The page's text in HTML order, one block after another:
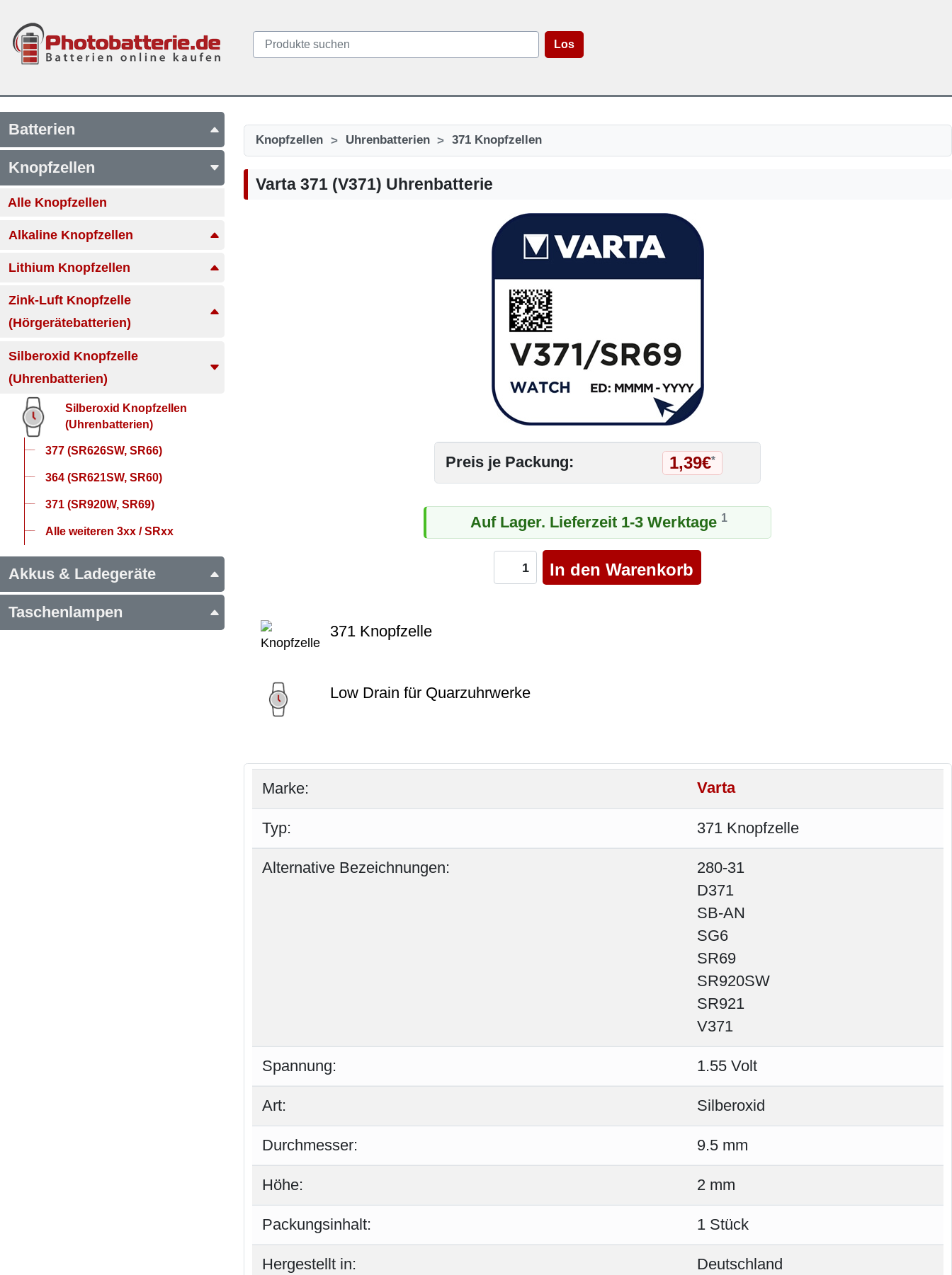
Los
Batterien
Knopfzellen
Alle Knopfzellen
Alkaline Knopfzellen
Lithium Knopfzellen
Zink-Luft Knopfzelle
(Hörgerätebatterien)
Silberoxid Knopfzelle
(Uhrenbatterien)
Silberoxid Knopfzellen
(Uhrenbatterien)
377 (SR626SW, SR66)
364 (SR621SW, SR60)
371 (SR920W, SR69)
Alle weiteren 3xx / SRxx
Akkus & Ladegeräte
Taschenlampen
Knopfzellen > Uhrenbatterien > 371 Knopfzellen
Varta 371 (V371) Uhrenbatterie
Preis je Packung: 1,39€*
Auf Lager. Lieferzeit 1-3 Werktage 1
371 Knopfzelle
Low Drain für Quarzuhrwerke
Marke: Varta
Typ: 371 Knopfzelle
Alternative Bezeichnungen:
280-31
D371
SB-AN
SG6
SR69
SR920SW
SR921
V371
Spannung: 1.55 Volt
Art: Silberoxid
Durchmesser: 9.5 mm
Höhe: 2 mm
Packungsinhalt: 1 Stück
Hergestellt in: Deutschland